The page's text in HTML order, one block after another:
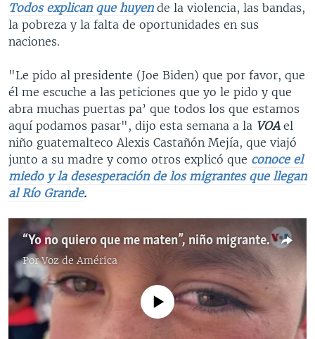
Todos explican que huyende la violencia, las bandas,
la pobreza y la falta de oportunidades en sus
naciones.
"Le pido al presidente (Joe Biden) que por favor, que
él me escuche a las peticiones que yo le pido y que
abra muchas puertas pa’ que todos los que estamos
aquí podamos pasar", dijo esta semana a la VOAel
niño guatemalteco Alexis Castañón Mejía, que viajó
junto a su madre y como otros explicó que conoce el
miedo y la desesperación de los migrantes que llegan
al Río Grande.
“Yo no quiero que me maten”, niño migrante expulsado a México habla con VOA
PorVoz de América
No media source currently available